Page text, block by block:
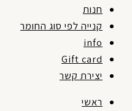
חנות
קנייה לפי סוג החומר
info
Gift card
יצירת קשר
ראשי